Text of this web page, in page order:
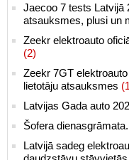
Jaecoo 7 tests Latvijā
atsauksmes, plusi un
Zeekr elektroauto
(2)
Zeekr 7GT
lietotāju atsauksmes
Latvijas Gada auto
Šofera dienasgrāmata.
Latvijā sadeg